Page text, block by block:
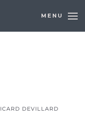
MENU
DEVILLARD